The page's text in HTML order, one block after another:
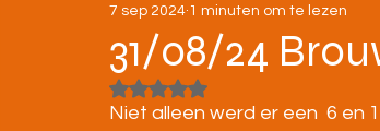
STRATENLOPEN JEUGD/
KAMPIOENSCHAPPEN
31/08/24
7 sep 2024 1 minuten om te lezen
Beoordeeld met NaN uit 5
Niet alleen werd er een  6 en